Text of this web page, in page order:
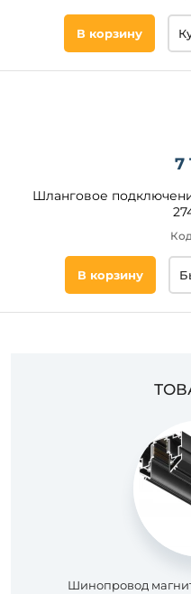
В корзину
7
Шланговое
В корзину
Шинопровод